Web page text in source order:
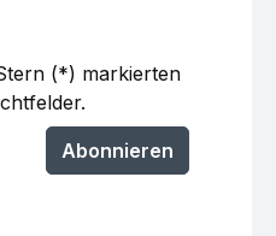
(*) markierten
Abonnieren